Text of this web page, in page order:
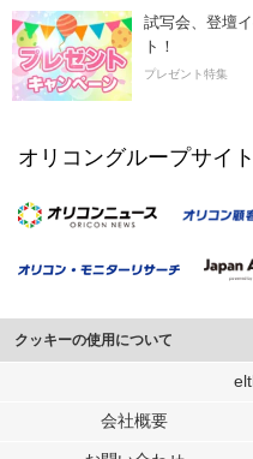
試写会、登壇
ト！
プレゼント特集
オリコングループサイト
クッキーの使用について
このサイトでは Cookie を使用して
行っています。会社概要